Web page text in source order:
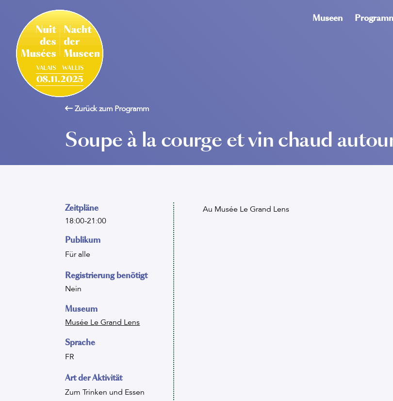
Museen
Zurück zum Programm
Soupe à la courge et vin chaud
Zeitpläne
18:00-21:00
Publikum
Für alle
Registrierung benötigt
Nein
Museum
Musée Le Grand Lens
Sprache
FR
Art der Aktivität
Zum Trinken und Essen
Au Musée Le Grand Lens